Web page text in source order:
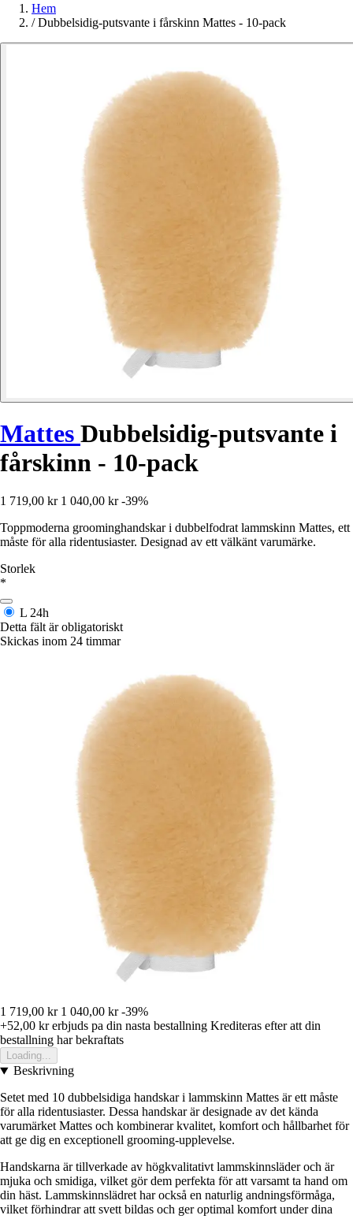
Hem
/ Dubbelsidig-putsvante i fårskinn Mattes - 10-pack
Mattes Dubbelsidig-putsvante i
fårskinn - 10-pack
1 719,00 kr 1 040,00 kr -39%
Toppmoderna groominghandskar i dubbelfodrat lammskinn Mattes, ett
måste för alla ridentusiaster. Designad av ett välkänt varumärke.
Storlek
*
L 24h
Detta fält är obligatoriskt
Skickas inom 24 timmar
1 719,00 kr 1 040,00 kr -39%
+52,00 krerbjuds pa din nasta bestallning Krediteras efter att din
bestallning har bekraftats
Loading...
Beskrivning
Setet med 10 dubbelsidiga handskar i lammskinn Mattes är ett måste
för alla ridentusiaster. Dessa handskar är designade av det kända
varumärket Mattes och kombinerar kvalitet, komfort och hållbarhet för
att ge dig en exceptionell grooming-upplevelse.
Handskarna är tillverkade av högkvalitativt lammskinnsläder och är
mjuka och smidiga, vilket gör dem perfekta för att varsamt ta hand om
din häst. Lammskinnslädret har också en naturlig andningsförmåga,
vilket förhindrar att svett bildas och ger optimal komfort under dina